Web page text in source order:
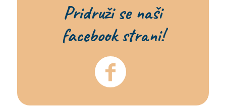
Pridruži se naši
facebook strani!